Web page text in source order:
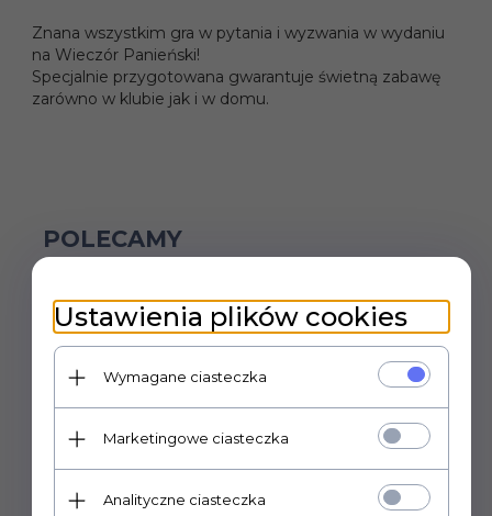
Znana wszystkim gra w pytania i wyzwania w wydaniu
na Wieczór Panieński!
Specjalnie przygotowana gwarantuje świetną zabawę
zarówno w klubie jak i w domu.
POLECAMY
Ustawienia plików cookies
Wymagane ciasteczka
Marketingowe ciasteczka
Analityczne ciasteczka